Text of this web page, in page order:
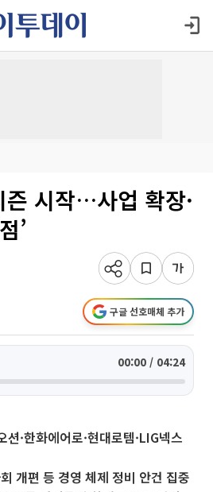
즌 시작…사업 확장·
’
구글 선호매체 추가
00:00 / 04:24
·한화에어로·현대로템·LIG넥스
개편 등 경영 체제 정비 안건 집중